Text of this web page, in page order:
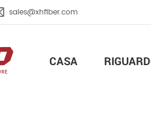
sales@xhfiber.com
CASA